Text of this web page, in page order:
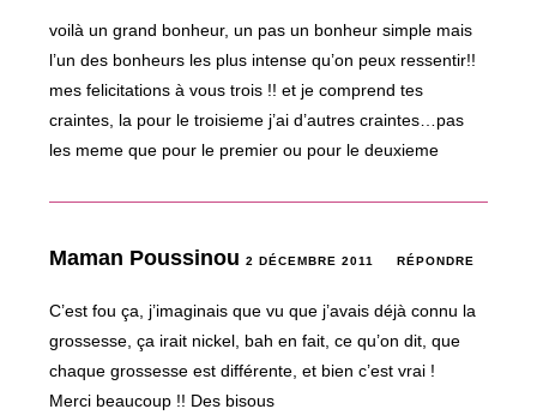
voilà un grand bonheur, un pas un bonheur simple mais
l’un des bonheurs les plus intense qu’on peux ressentir!!
mes felicitations à vous trois !! et je comprend tes
craintes, la pour le troisieme j’ai d’autres craintes…pas
les meme que pour le premier ou pour le deuxieme
Maman Poussinou2 DÉCEMBRE 2011 RÉPONDRE
C’est fou ça, j’imaginais que vu que j’avais déjà connu la
grossesse, ça irait nickel, bah en fait, ce qu’on dit, que
chaque grossesse est différente, et bien c’est vrai !
Merci beaucoup !! Des bisous